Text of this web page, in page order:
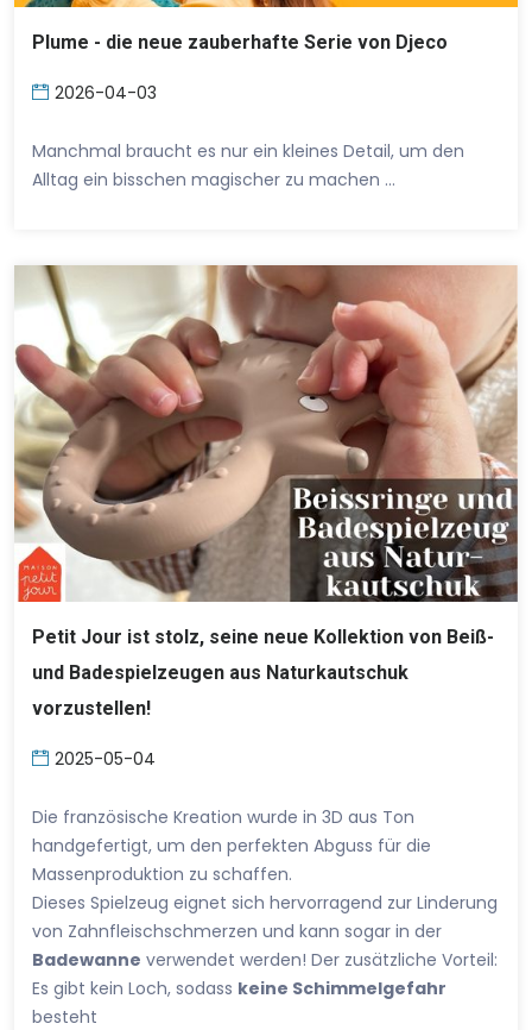
Plume - die neue zauberhafte Serie von Djeco
2026-04-03
Manchmal braucht es nur ein kleines Detail, um den
Alltag ein bisschen magischer zu machen …
Petit Jour ist stolz, seine neue Kollektion von Beiß-
und Badespielzeugen aus Naturkautschuk
vorzustellen!
2025-05-04
Die französische Kreation wurde in 3D aus Ton
handgefertigt, um den perfekten Abguss für die
Massenproduktion zu schaffen.
Dieses Spielzeug eignet sich hervorragend zur Linderung
von Zahnfleischschmerzen und kann sogar in der
Badewanne verwendet werden! Der zusätzliche Vorteil:
Es gibt kein Loch, sodass keine Schimmelgefahr
besteht